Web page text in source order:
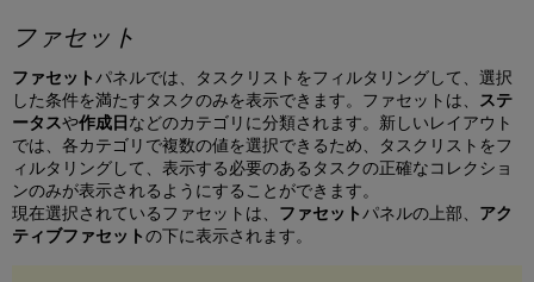
タ
ス
ク
リ
ス
ト
の
並
べ
ファセット
ファセットパネルでは、タスクリストをフィルタリングして、選択
した条件を満たすタスクのみを表示できます。ファセットは、 ステ
ータスや作成日 などのカテゴリに分類されます。新しいレイアウト
では、各カテゴリで複数の値を選択できるため、タスクリストをフ
ィルタリングして、表示する必要のあるタスクの正確なコレクショ
ンのみが表示されるようにすることができます。
現在選択されているファセットは、 ファセットパネルの上部、 アク
ティブファセットの下に表示されます。